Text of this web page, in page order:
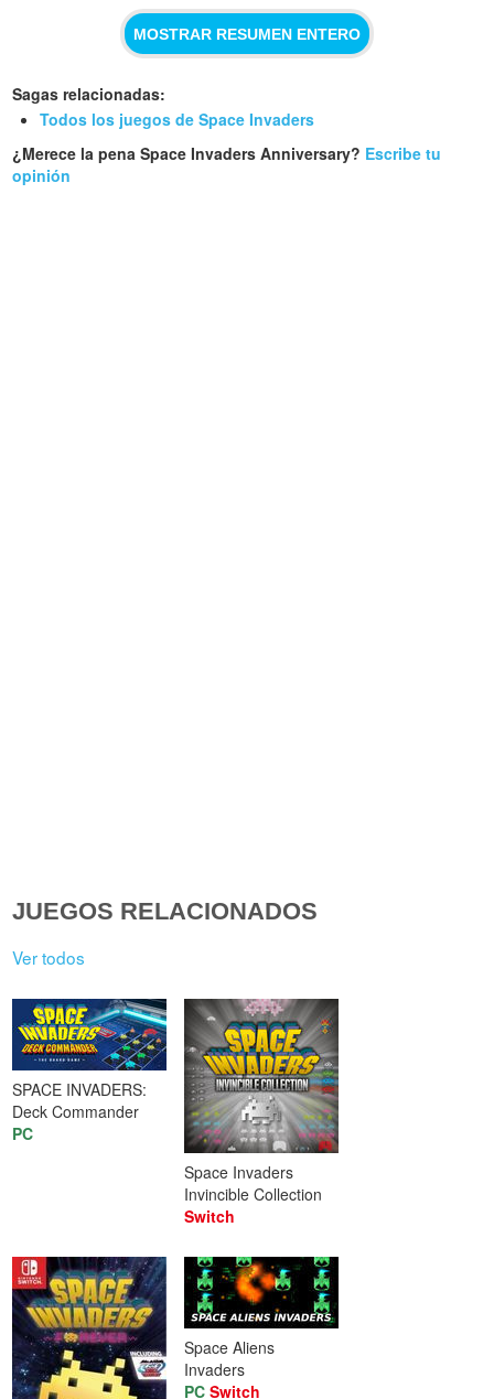
MOSTRAR RESUMEN ENTERO
Sagas relacionadas:
Todos los juegos de Space Invaders
¿Merece la pena Space Invaders Anniversary? Escribe tu
opinión
JUEGOS RELACIONADOS
Ver todos
SPACE INVADERS:
Deck Commander
PC
Space Invaders
Invincible Collection
Switch
Space Aliens
Invaders
PC Switch